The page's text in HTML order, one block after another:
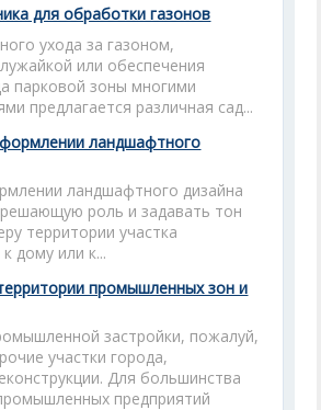
для обработки газонов
ухода за газоном,
или обеспечения
парковой зоны многими
предлагается различная сад...
ландшафтного
ландшафтного дизайна
роль и задавать тон
территории участка
дому или к...
промышленных зон и
застройки, пожалуй,
участки города,
Для большинства
предприятий